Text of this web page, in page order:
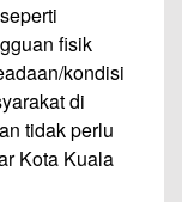
fisik
kondisi
di
tidak perlu
Kota Kuala